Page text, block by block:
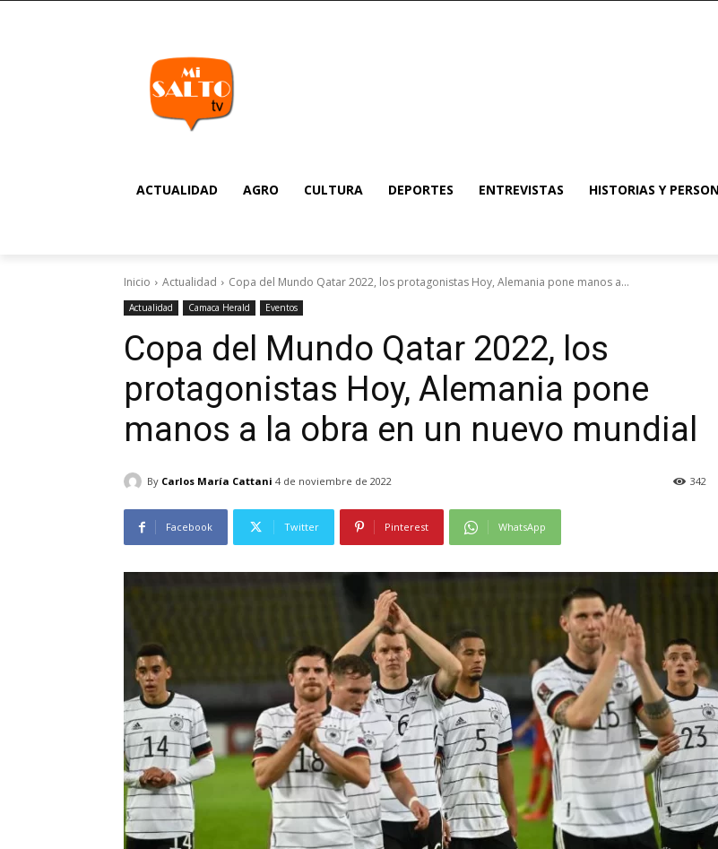
ACTUALIDAD AGRO CULTURA DEPORTES ENTREVISTAS HISTORIAS Y
Inicio Actualidad Copa del Mundo Qatar 2022, los protagonistas Hoy, Alemania pone manos a...
Actualidad Camaca Herald Eventos
Copa del Mundo Qatar 2022, los
protagonistas Hoy, Alemania pone
manos a la obra en un nuevo mundial
By Carlos María Cattani 4 de noviembre de 2022 342
Facebook Twitter Pinterest WhatsApp